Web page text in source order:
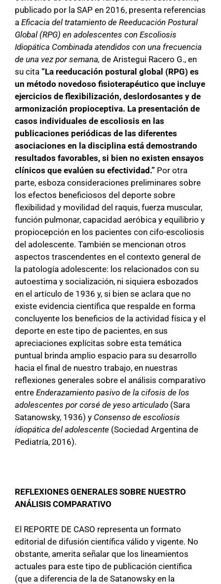
publicado por la SAP en 2016, presenta referencias
a Eficacia del tratamiento de Reeducación Postural
Global (RPG) en adolescentes con Escoliosis
Idiopática Combinada atendidos con una frecuencia
de una vez por semana, de Aristegui Racero G., en
su cita “La reeducación postural global (RPG) es
un método novedoso fisioterapéutico que incluye
ejercicios de flexibilización, deslordosantes y de
armonización propioceptiva. La presentación de
casos individuales de escoliosis en las
publicaciones periódicas de las diferentes
asociaciones en la disciplina está demostrando
resultados favorables, si bien no existen ensayos
clínicos que evalúen su efectividad.” Por otra
parte, esboza consideraciones preliminares sobre
los efectos beneficiosos del deporte sobre
flexibilidad y movilidad del raquis, fuerza muscular,
función pulmonar, capacidad aeróbica y equilibrio y
propiocepción en los pacientes con cifo-escoliosis
del adolescente. También se mencionan otros
aspectos trascendentes en el contexto general de
la patología adolescente: los relacionados con su
autoestima y socialización, ni siquiera esbozados
en el artículo de 1936 y, si bien se aclara que no
existe evidencia científica que respalde en forma
concluyente los beneficios de la actividad física y el
deporte en este tipo de pacientes, en sus
apreciaciones explícitas sobre esta temática
puntual brinda amplio espacio para su desarrollo
hacia el final de nuestro trabajo, en nuestras
reflexiones generales sobre el análisis comparativo
entre Enderazamiento pasivo de la cifosis de los
adolescentes por corsé de yeso articulado (Sara
Satanowsky, 1936) y Consenso de escoliosis
idiopática del adolescente (Sociedad Argentina de
Pediatría, 2016).
REFLEXIONES GENERALES SOBRE NUESTRO
ANÁLISIS COMPARATIVO
El REPORTE DE CASO representa un formato
editorial de difusión científica válido y vigente. No
obstante, amerita señalar que los lineamientos
actuales para este tipo de publicación científica
(que a diferencia de la de Satanowsky en la